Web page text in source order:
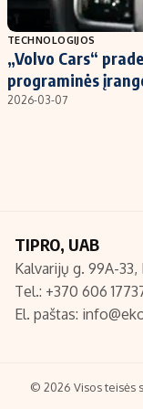
Populiarios temos
Investavimas
Akcijų rinka
Redakcija
Turinio žymėjimo
TECHNOLOGIJOS
„Volvo Cars“
programinės
2026-03-07
TIPRO, UAB
Kalvarijų g. 99A-33,
Tel.: +370 606
El. paštas:
© 2026 Visos teisės